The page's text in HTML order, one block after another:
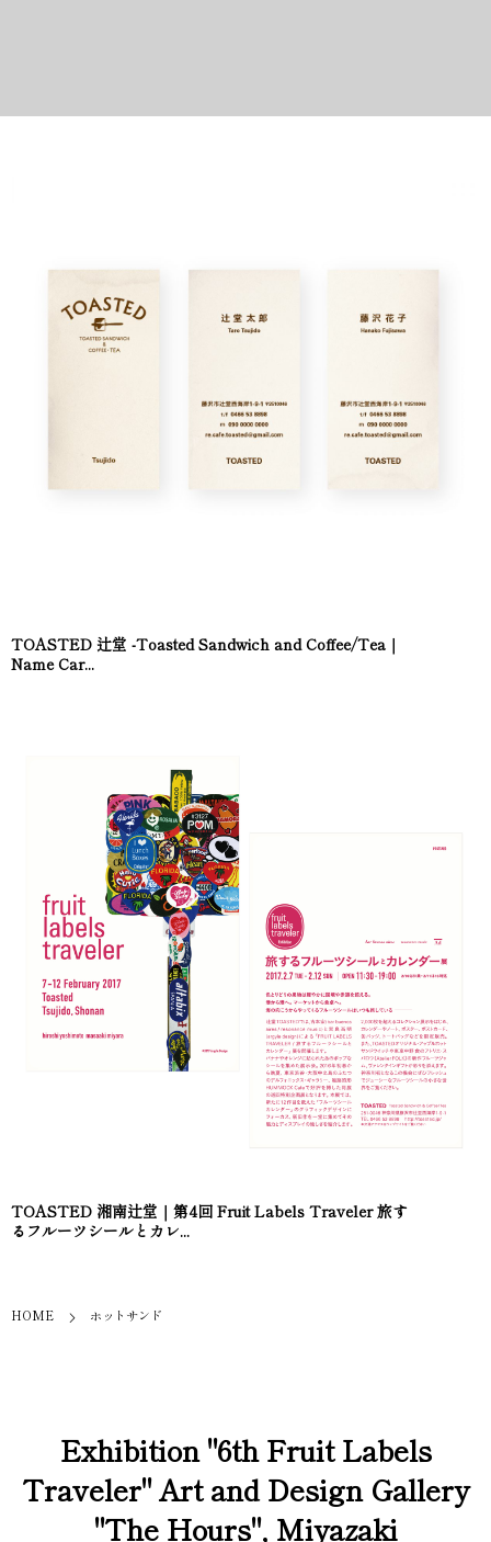
TOASTED 辻堂 -Toasted Sandwich and Coffee/Tea｜
Name Car...
TOASTED 湘南辻堂｜第4回 Fruit Labels Traveler 旅す
るフルーツシールとカレ...
HOME ホットサンド
Exhibition "6th Fruit Labels
Traveler" Art and Design Gallery
"The Hours", Miyazaki